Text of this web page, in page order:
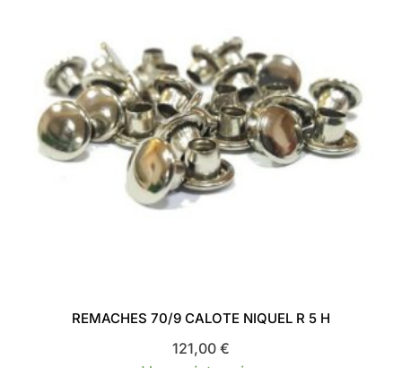
REMACHES 70/9 CALOTE NIQUEL R 5 H
121,00 €